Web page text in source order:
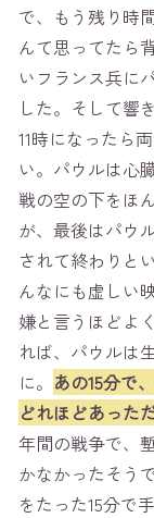
で、もう残り時
んて思ってたら
いフランス兵に
した。そして響
11時になったら
い。パウルは心
戦の空の下をほ
が、最後はパウ
されて終わりと
んなにも虚しい
嫌と言うほどよ
れば、パウルは
に。 あの15分で
どれほどあった
年間の戦争で、
かなかったそう
をたった15分で